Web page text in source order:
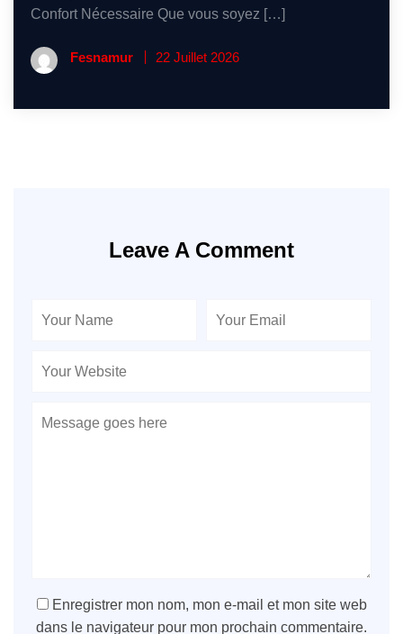
Confort Nécessaire Que vous soyez […]
Fesnamur 22 Juillet 2026
Leave A Comment
Enregistrer mon nom, mon e-mail et mon site web
dans le navigateur pour mon prochain commentaire.